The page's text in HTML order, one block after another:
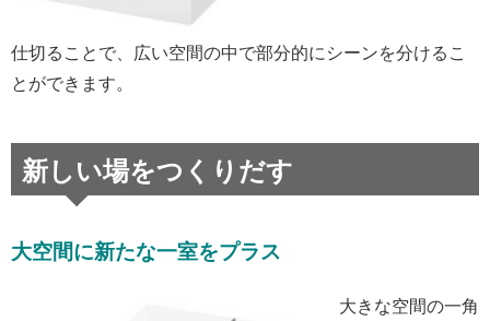
仕切ることで、広い空間の中で部分的にシーンを分けるこ
とができます。
新しい場をつくりだす
大空間に新たな一室をプラス
大きな空間の一角